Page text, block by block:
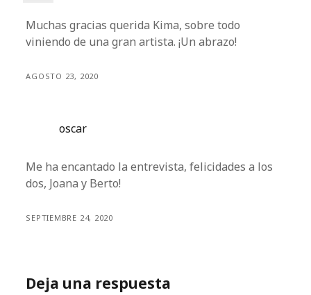
Muchas gracias querida Kima, sobre todo
viniendo de una gran artista. ¡Un abrazo!
AGOSTO 23, 2020
oscar
Me ha encantado la entrevista, felicidades a los
dos, Joana y Berto!
SEPTIEMBRE 24, 2020
Deja una respuesta